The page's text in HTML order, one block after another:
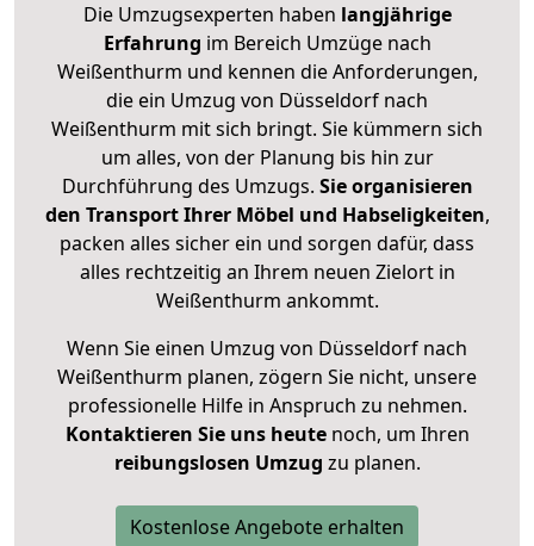
Die Umzugsexperten haben langjährige
Erfahrung im Bereich Umzüge nach
Weißenthurm und kennen die Anforderungen,
die ein Umzug von Düsseldorf nach
Weißenthurm mit sich bringt. Sie kümmern sich
um alles, von der Planung bis hin zur
Durchführung des Umzugs. Sie organisieren
den Transport Ihrer Möbel und Habseligkeiten,
packen alles sicher ein und sorgen dafür, dass
alles rechtzeitig an Ihrem neuen Zielort in
Weißenthurm ankommt.
Wenn Sie einen Umzug von Düsseldorf nach
Weißenthurm planen, zögern Sie nicht, unsere
professionelle Hilfe in Anspruch zu nehmen.
Kontaktieren Sie uns heutenoch, um Ihren
reibungslosen Umzug zu planen.
Kostenlose Angebote erhalten